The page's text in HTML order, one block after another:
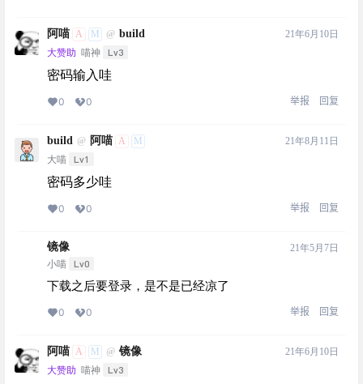
阿喵 A M @ build
大赞助 喵神 Lv3
21年6月10日
密码输入哇
0 0 举报 回复
build @ 阿喵 A
M
大喵
Lv1
21年8月11日
密码多少哇
0 0 举报 回复
镜像
小喵 Lv0
21年5月7日
下载之后要登录，是不是已经凉了
0 0 举报 回复
阿喵 A M @ 镜像
大赞助 喵神 Lv3
21年6月10日